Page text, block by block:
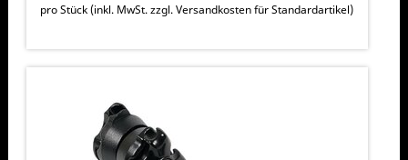
pro Stück (inkl. MwSt. zzgl.Versandkosten für Standardartikel)